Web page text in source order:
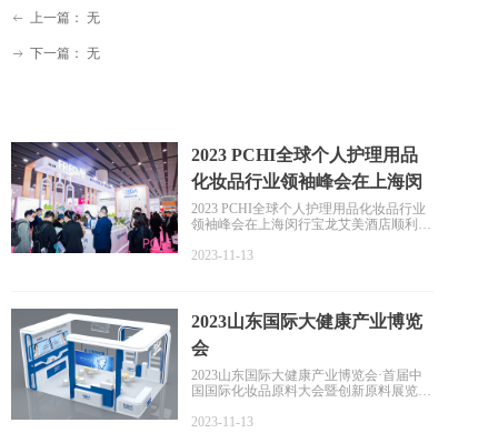
ꂃ 上一篇： 无
ꁹ 下一篇： 无
2023 PCHI全球个人护理用品
化妆品行业领袖峰会在上海闵
行宝龙艾美酒店顺利举行！
2023 PCHI全球个人护理用品化妆品行业
领袖峰会在上海闵行宝龙艾美酒店顺利举
肤”主题论坛。基于肌肤大数据，透过原
2023-11-13
2023山东国际大健康产业博览
会
2023山东国际大健康产业博览会·首届中
国国际化妆品原料大会暨创新原料展览会
省日化行业协会、山东北方美谷化妆品研
2023-11-13